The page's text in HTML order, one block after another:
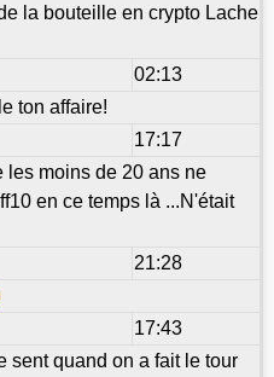
la bouteille en crypto Lache
02:13
ton affaire!
17:17
les moins de 20 ans ne
en ce temps là ...N'était
21:28
17:43
sent quand on a fait le tour